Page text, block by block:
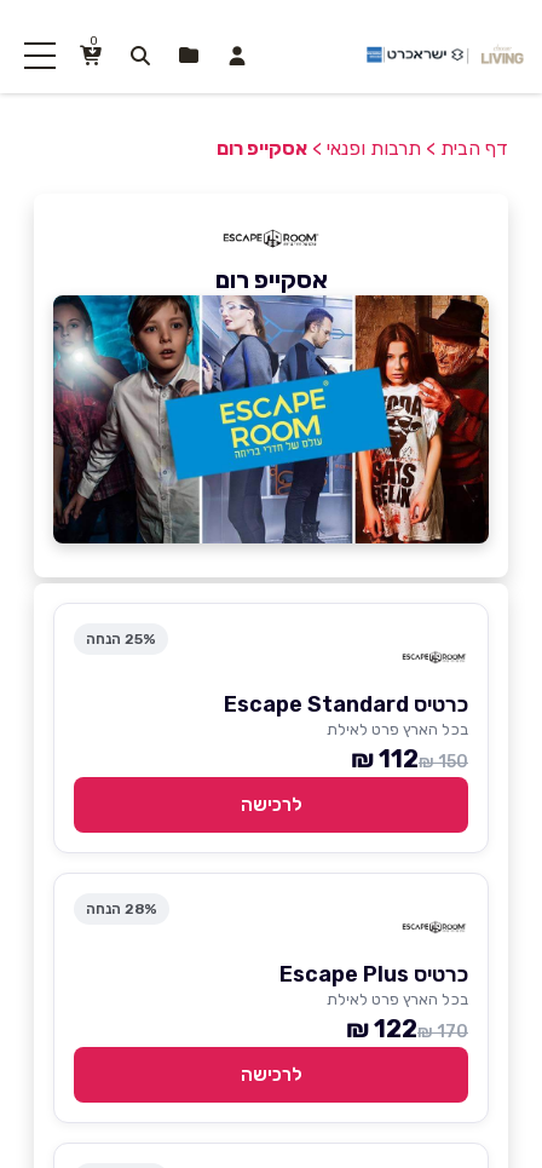
0
דף הבית > תרבות ופנאי > אסקייפ רום
אסקייפ רום
25% הנחה
כרטיס Escape Standard
בכל הארץ פרט לאילת
150 ₪
112 ₪
לרכישה
28% הנחה
כרטיס Escape Plus
בכל הארץ פרט לאילת
170 ₪
122 ₪
לרכישה